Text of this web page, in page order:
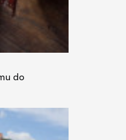
do